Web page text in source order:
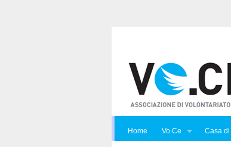
Home Vo.Ce Casa